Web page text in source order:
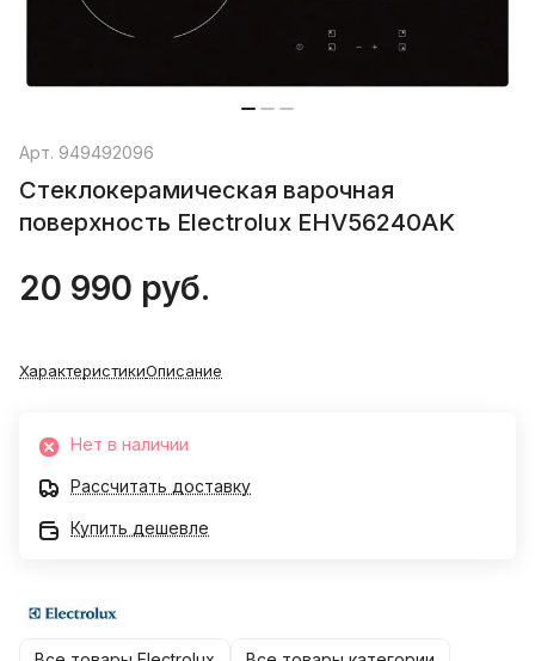
Арт. 949492096
Стеклокерамическая варочная
поверхность Electrolux EHV56240AK
20 990 руб.
ХарактеристикиОписание
Нет в наличии
Рассчитать доставку
Купить дешевле